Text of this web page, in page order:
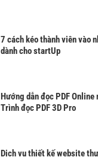
7 cách kéo thành viên vào
dành cho startUp
Hướng dẫn đọc PDF Online
Trình đọc PDF 3D Pro
Dịch vụ thiết kế website